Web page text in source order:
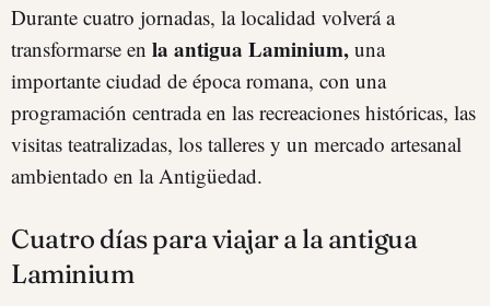
Durante cuatro jornadas, la localidad volverá a
transformarse en la antigua Laminium, una
importante ciudad de época romana, con una
programación centrada en las recreaciones históricas, las
visitas teatralizadas, los talleres y un mercado artesanal
ambientado en la Antigüedad.
Cuatro días para viajar a la antigua
Laminium